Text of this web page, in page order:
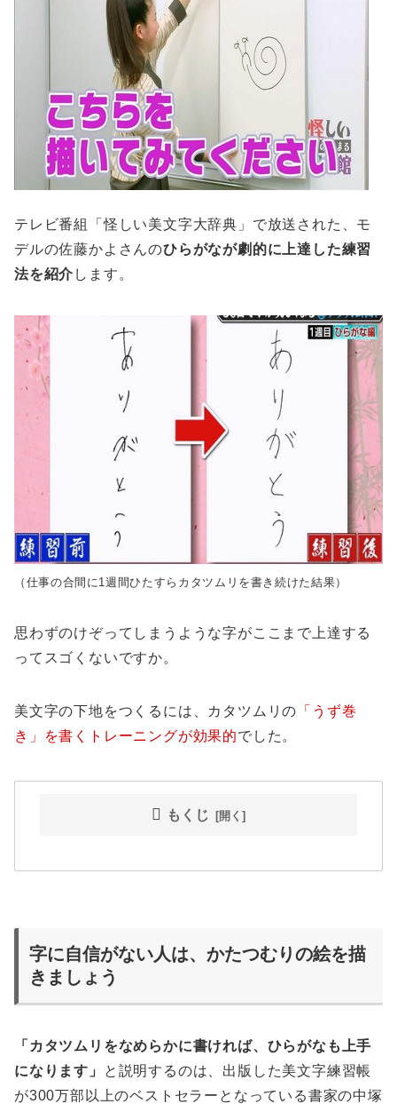
テレビ番組「怪しい美文字大辞典」で放送された、モ
デルの佐藤かよさんのひらがなが劇的に上達した練習
法を紹介 します。
（仕事の合間に1週間ひたすらカタツムリを書き続けた結果）
思わずのけぞってしまうような字がここまで上達する
ってスゴくないですか。
美文字の下地をつくるには、カタツムリの 「うず巻
き」を書くトレーニングが効果的でした。
もくじ
字に自信がない人は、かたつむりの絵を描
きましょう
「カタツムリをなめらかに書ければ、ひらがなも上手
になります」
と説明するのは、出版した美文字練習帳
が300万部以上のベストセラーとなっている書家の中塚